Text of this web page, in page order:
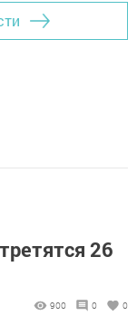
26
900 0 0